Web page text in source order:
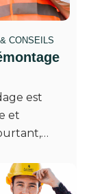
CONSEILS
est
et